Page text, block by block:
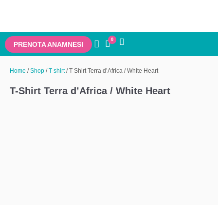
PRENOTA ANAMNESI
0
Home /Shop /T-shirt/ T-Shirt Terra d’Africa / White Heart
T-Shirt Terra d’Africa / White Heart